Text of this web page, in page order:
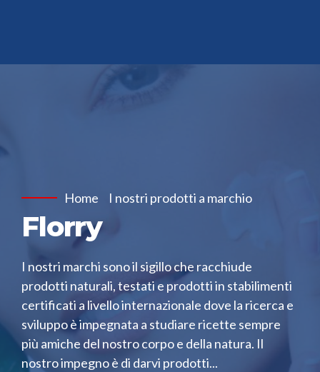
Home I nostri prodotti a marchio
Florry
I nostri marchi sono il sigillo che racchiude
prodotti naturali, testati e prodotti in stabilimenti
certificati a livello internazionale dove la ricerca e
sviluppo è impegnata a studiare ricette sempre
più amiche del nostro corpo e della natura. Il
nostro impegno è di darvi prodotti...